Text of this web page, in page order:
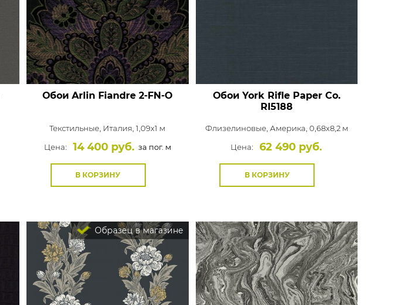
ПОКАЗАТЬ ВСЕ ОБОИ
Обои Arlin Fiandre2-FN-O
Текстильные, Италия, 1,09x1 м
Цена:
14 400 руб. за пог. м
В КОРЗИНУ
Обои York Rifle Paper Co.
RI5188
Флизелиновые, Америка, 0,68x8,2 м
Цена:
62 490 руб.
В КОРЗИНУ
Образец в магазине